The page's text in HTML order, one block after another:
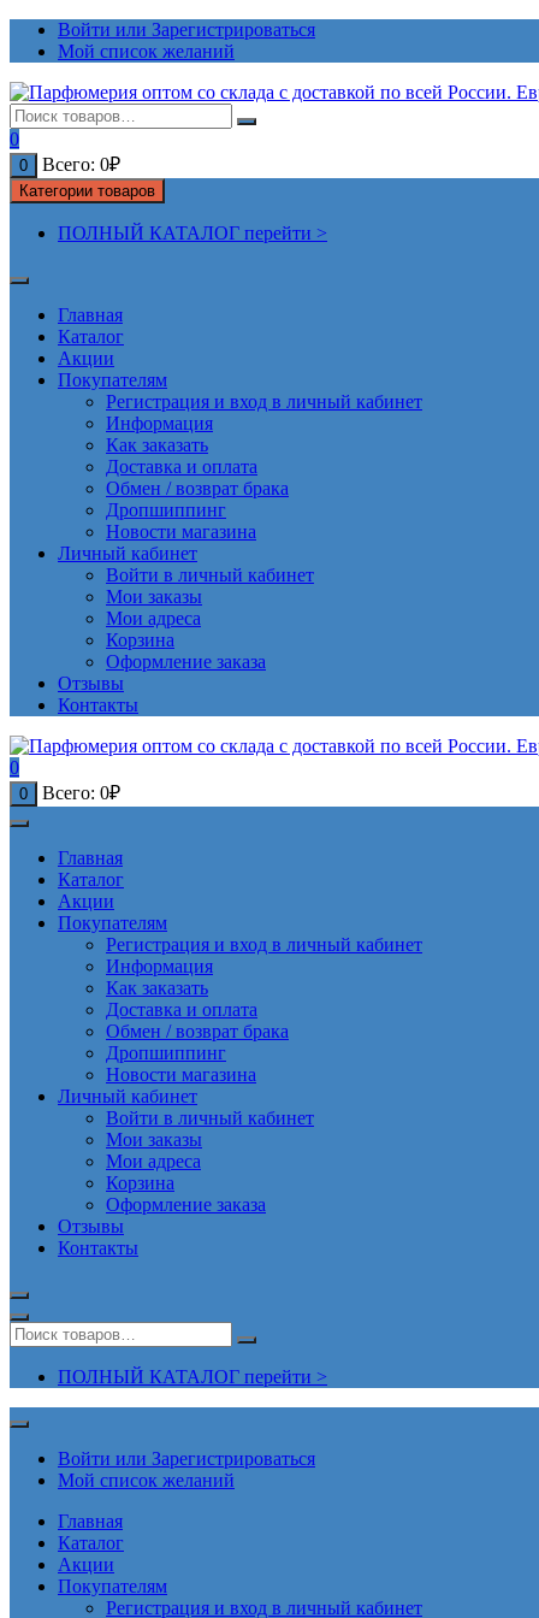
ПерейтиВойти или Зарегистрироваться
Мой список желаний
0
0 Всего: 0₽
Категории товаров
ПОЛНЫЙ КАТАЛОГ перейти >
Главная
Каталог
Акции
Покупателям
Регистрация и вход в личный кабинет
Информация
Как заказать
Доставка и оплата
Обмен / возврат брака
Дропшиппинг
Новости магазина
Личный кабинет
Войти в личный кабинет
Мои заказы
Мои адреса
Корзина
Оформление заказа
Отзывы
Контакты
0
0 Всего: 0₽
Главная
Каталог
Акции
Покупателям
Регистрация и вход в личный кабинет
Информация
Как заказать
Доставка и оплата
Обмен / возврат брака
Дропшиппинг
Новости магазина
Личный кабинет
Войти в личный кабинет
Мои заказы
Мои адреса
Корзина
Оформление заказа
Отзывы
Контакты
ПОЛНЫЙ КАТАЛОГ перейти >
Войти или Зарегистрироваться
Мой список желаний
Главная
Каталог
Акции
Покупателям
Регистрация и вход в личный кабинет